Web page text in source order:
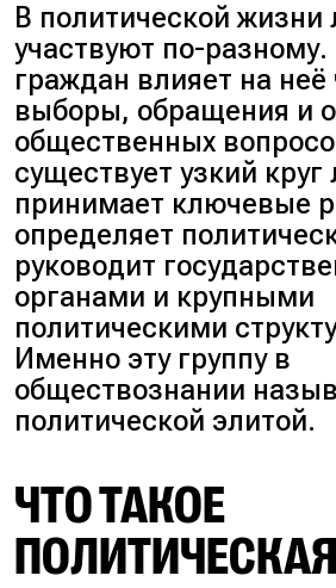
В политической
участвуют по-
граждан влияет на неё
выборы, обращения и
общественных
существует узкий
принимает ключевые
определяет
руководит
органами и крупными
политическими
Именно эту группу в
обществознании
политической элитой.
ЧТО ТАКОЕ